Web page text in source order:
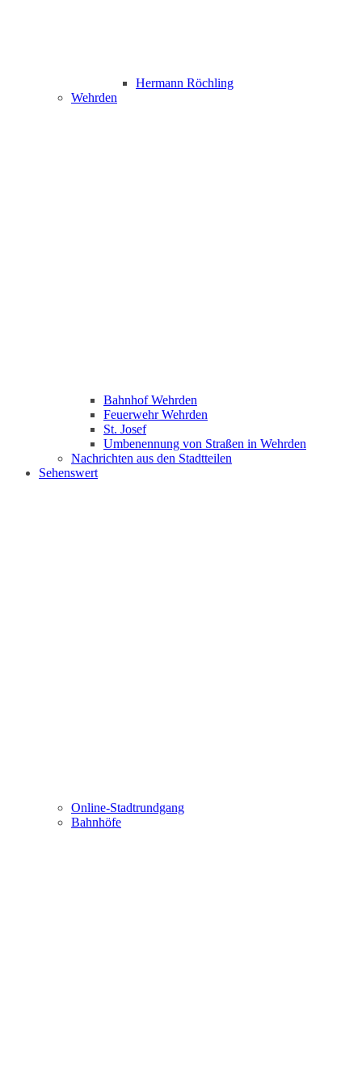
Hermann Röchling
Wehrden
Bahnhof Wehrden
Feuerwehr Wehrden
St. Josef
Umbenennung von Straßen in Wehrden
Nachrichten aus den Stadtteilen
Sehenswert
Online-Stadtrundgang
Bahnhöfe